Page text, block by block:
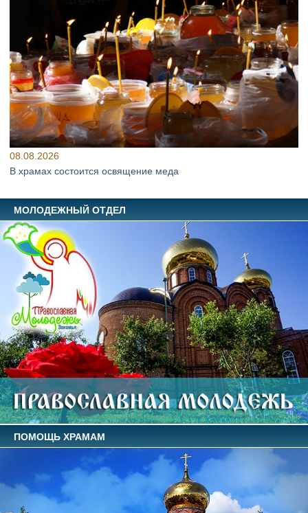
08.08.2026
В храмах состоится освящение меда
МОЛОДЕЖНЫЙ ОТДЕЛ
ПОМОЩЬ ХРАМАМ